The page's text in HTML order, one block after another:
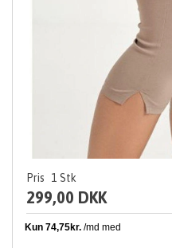
Pris 1 Stk
299,00 DKK